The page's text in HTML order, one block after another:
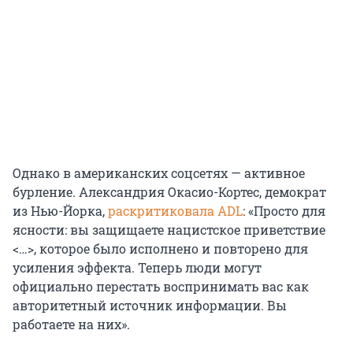
Однако в американских соцсетях — активное
бурление. Александрия Окасио-Кортес, демократ
из Нью-Йорка,раскритиковала ADL: «Просто для
ясности: вы защищаете нацистское приветствие
<…>, которое было исполнено и повторено для
усиления эффекта. Теперь люди могут
официально перестать воспринимать вас как
авторитетный источник информации. Вы
работаете на них».